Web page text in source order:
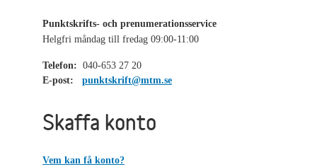
Punktskrifts- och prenumerationsservice
Helgfri måndag till fredag 09:00-11:00
Telefon: 040-653 27 20
E-post:
punktskrift@mtm.se
Skaffa konto
Vem kan få konto?